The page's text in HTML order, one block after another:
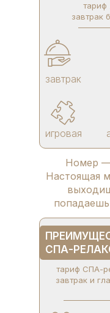
игровая
завтрак
тариф
завтрак
СПА-
тариф СПА-
завтрак и
Номер —
Настоящая